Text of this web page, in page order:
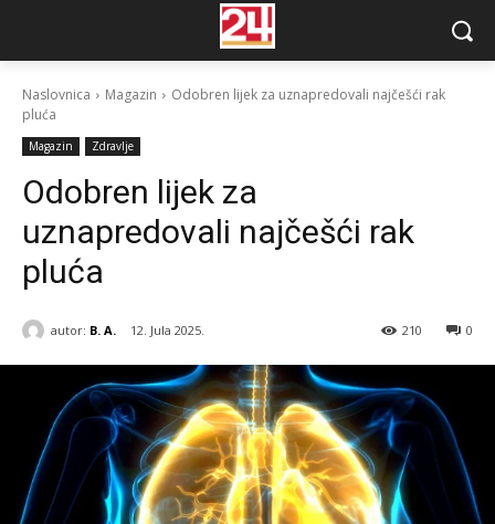
Naslovnica Magazin
Odobren lijek za uznapredovali najčešći rak
pluća
Magazin Zdravlje
Odobren lijek za
uznapredovali najčešći rak
pluća
autor: B. A. 12. Jula 2025. 0
210